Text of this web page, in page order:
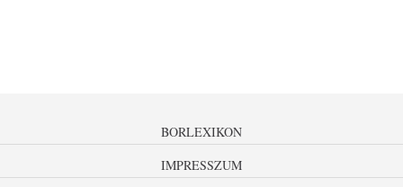
BORLEXIKON
IMPRESSZUM